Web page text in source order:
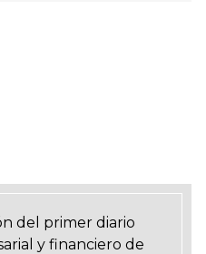
del primer diario
y financiero de